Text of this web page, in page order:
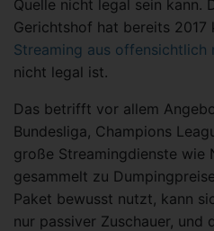
Quelle nicht legal sein kann.
Gerichtshof hat bereits 2017
Streaming aus offensichtlich
nicht legal ist.
Das betrifft vor allem
Bundesliga, Champions
große Streamingdienste wie
gesammelt zu
Paket bewusst nutzt, kann
nur passiver Zuschauer,